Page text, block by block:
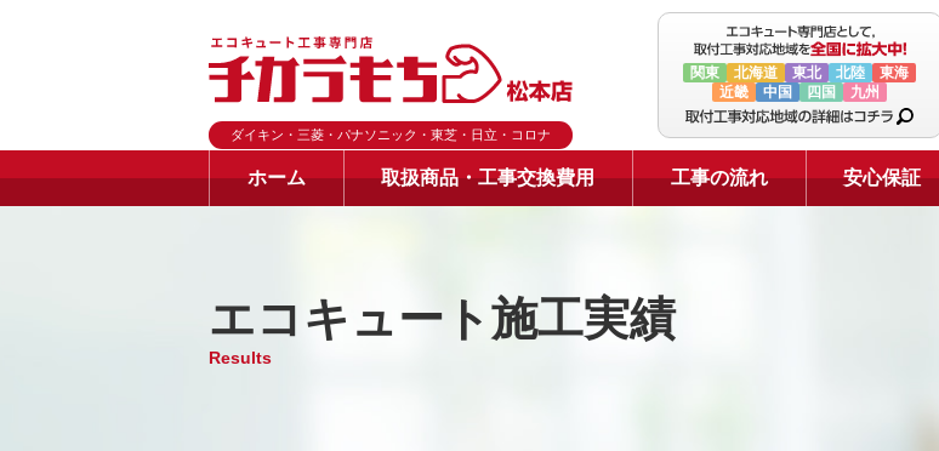
ダイキン・三菱・パナソニック・東芝・日立・コロナ
関東 北海道 東北 北陸
東海
近畿
中国 四国 九州
ホーム 取扱商品・工事交換費用 工事の流れ 安心保証
エコキュート施工実績
Results